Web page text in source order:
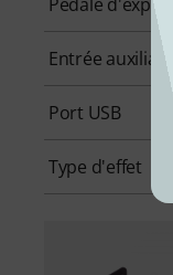
Pédale
Entrée auxiliaire
Port USB
Type d'effet